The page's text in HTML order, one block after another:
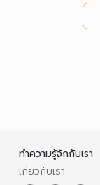
ทำความรู้จักกับเรา
เกี่ยวกับเรา